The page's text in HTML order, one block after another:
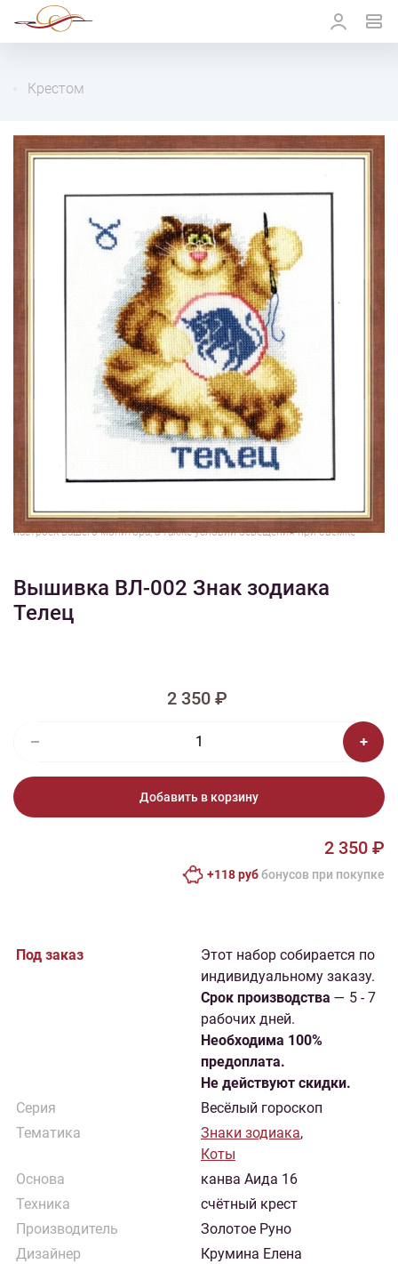
Крестом
1/2
отличаться от оригинала продукции, взависимости от разрешения и
настроек вашего монитора, а также условий освещения при съемке
Вышивка ВЛ-002 Знак зодиака
Телец
2 350 ₽
Добавить в корзину
2 350 ₽
+118 руббонусов при покупке
Под заказ
Этот набор собирается по
индивидуальному заказу.
Cрок производства — 5 - 7
рабочих дней.
Необходима 100%
предоплата.
Не действуют скидки.
Серия
Весёлый гороскоп
Тематика
Знаки зодиака,
Коты
Основа
канва Аида 16
Техника
счётный крест
Производитель
Золотое Руно
Дизайнер
Крумина Елена